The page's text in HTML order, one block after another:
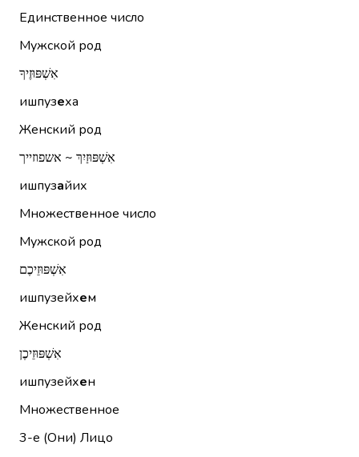
Единственное число
Мужской род
אִשְׁפּוּזֶיךָ
ишпузеха
Женский род
אִשְׁפּוּזַיִךְ ~ אשפוזייך
ишпузайих
Множественное число
Мужской род
אִשְׁפּוּזֵיכֶם
ишпузейхем
Женский род
אִשְׁפּוּזֵיכֶן
ишпузейхен
Множественное
3-е (Они) Лицо